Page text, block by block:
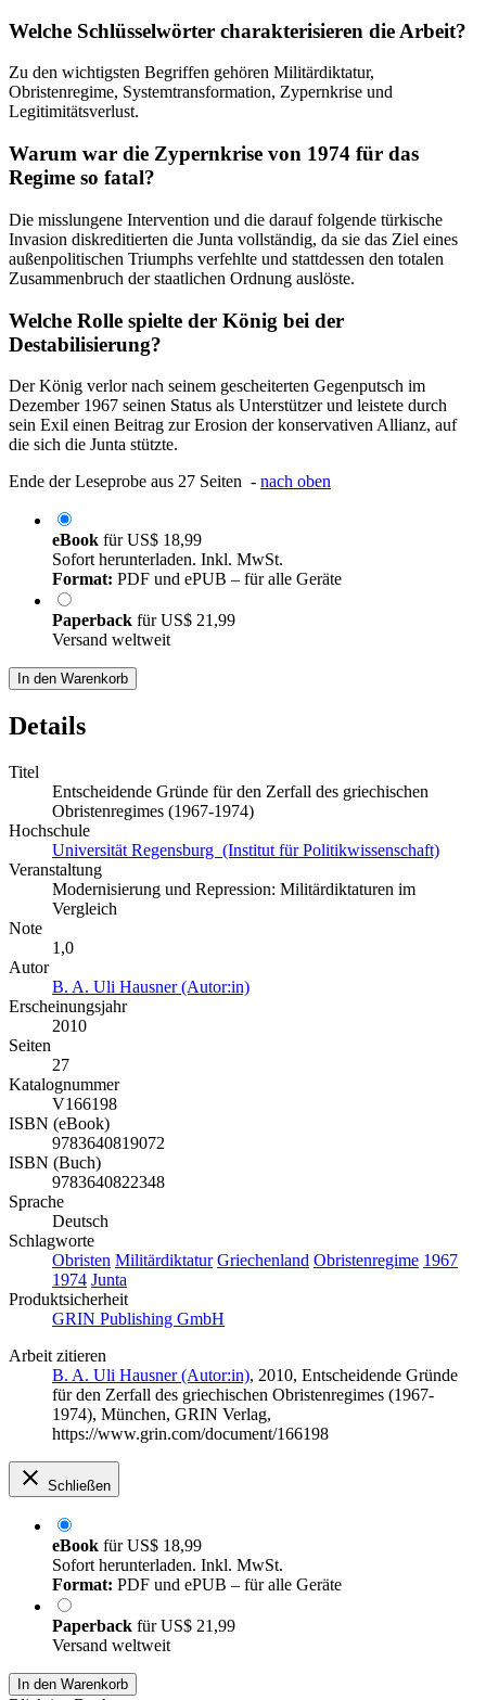
Welche Schlüsselwörter charakterisieren die Arbeit?
Zu den wichtigsten Begriffen gehören Militärdiktatur,
Obristenregime, Systemtransformation, Zypernkrise und
Legitimitätsverlust.
Warum war die Zypernkrise von 1974 für das
Regime so fatal?
Die misslungene Intervention und die darauf folgende türkische
Invasion diskreditierten die Junta vollständig, da sie das Ziel eines
außenpolitischen Triumphs verfehlte und stattdessen den totalen
Zusammenbruch der staatlichen Ordnung auslöste.
Welche Rolle spielte der König bei der
Destabilisierung?
Der König verlor nach seinem gescheiterten Gegenputsch im
Dezember 1967 seinen Status als Unterstützer und leistete durch
sein Exil einen Beitrag zur Erosion der konservativen Allianz, auf
die sich die Junta stützte.
Ende der Leseprobe aus 27 Seiten - nach oben
eBook fürUS$ 18,99
Sofort herunterladen. Inkl. MwSt.
Format: PDF und ePUB – für alle Geräte
Paperback fürUS$ 21,99
Versand weltweit
In den Warenkorb
Details
Titel
Entscheidende Gründe für den Zerfall des griechischen
Obristenregimes (1967-1974)
Hochschule
Universität Regensburg (Institut für Politikwissenschaft)
Veranstaltung
Modernisierung und Repression: Militärdiktaturen im
Vergleich
Note
1,0
Autor
B. A. Uli Hausner (Autor:in)
Erscheinungsjahr
2010
Seiten
27
Katalognummer
V166198
ISBN (eBook)
9783640819072
ISBN (Buch)
9783640822348
Sprache
Deutsch
Schlagworte
Obristen Militärdiktatur Griechenland Obristenregime 1967
1974 Junta
Produktsicherheit
GRIN Publishing GmbH
Arbeit zitieren
B. A. Uli Hausner (Autor:in), 2010, Entscheidende Gründe
für den Zerfall des griechischen Obristenregimes (1967-
1974), München, GRIN Verlag,
https://www.grin.com/document/166198
Schließen
eBook fürUS$ 18,99
Sofort herunterladen. Inkl. MwSt.
Format: PDF und ePUB – für alle Geräte
Paperback fürUS$ 21,99
Versand weltweit
In den Warenkorb